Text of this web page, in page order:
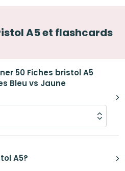
A5 et flashcards
50 Fiches bristol A5
Bleu vs Jaune
A5?